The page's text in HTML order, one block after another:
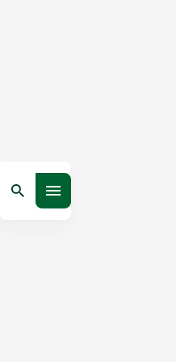
ZoekenOpen menu